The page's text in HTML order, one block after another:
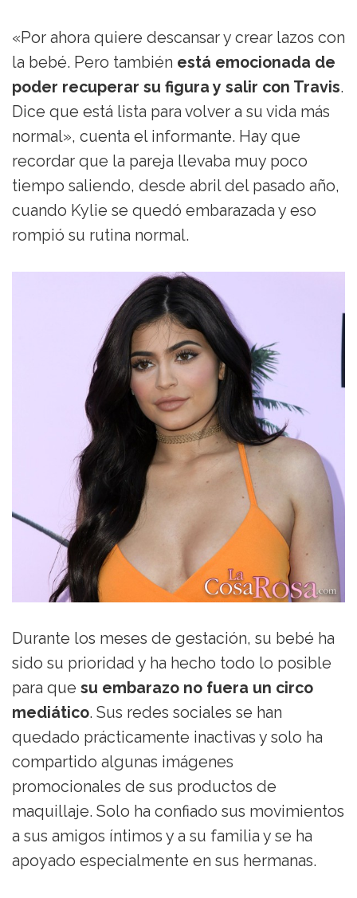
«Por ahora quiere descansar y crear lazos con
la bebé. Pero también está emocionada de
poder recuperar su figura y salir con Travis.
Dice que está lista para volver a su vida más
normal», cuenta el informante. Hay que
recordar que la pareja llevaba muy poco
tiempo saliendo, desde abril del pasado año,
cuando Kylie se quedó embarazada y eso
rompió su rutina normal.
Durante los meses de gestación, su bebé ha
sido su prioridad y ha hecho todo lo posible
para que su embarazo no fuera un circo
mediático. Sus redes sociales se han
quedado prácticamente inactivas y solo ha
compartido algunas imágenes
promocionales de sus productos de
maquillaje. Solo ha confiado sus movimientos
a sus amigos íntimos y a su familia y se ha
apoyado especialmente en sus hermanas.